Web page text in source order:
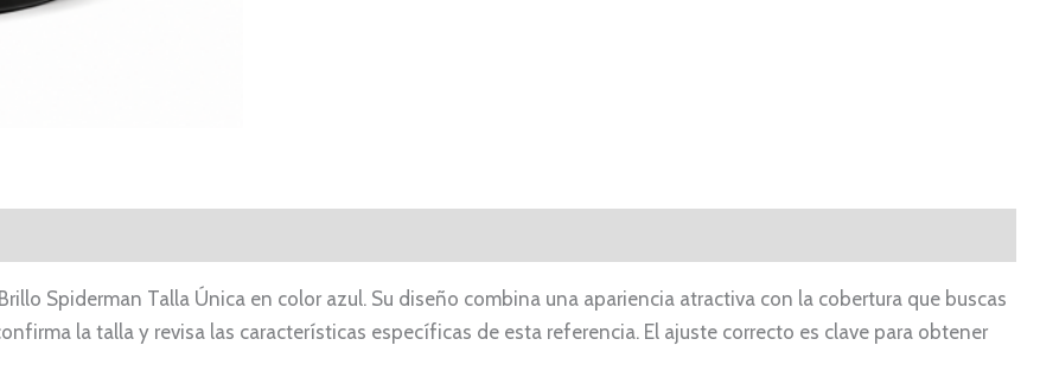
Spiderman Talla Única en color azul. Su diseño combina una apariencia atractiva con la cobertura que buscas
la talla y revisa las características específicas de esta referencia. El ajuste correcto es clave para obtener